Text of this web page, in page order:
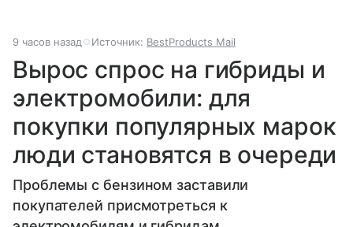
9 часов назад Источник: BestProducts Mail
Вырос спрос на гибриды и
электромобили: для
покупки популярных марок
люди становятся в очереди
Проблемы с бензином заставили
покупателей присмотреться к